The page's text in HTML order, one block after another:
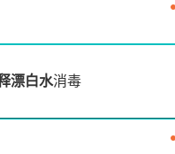
漂白水消毒